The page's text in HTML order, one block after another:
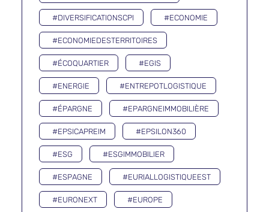
#DIVERSIFICATIONSCPI #ECONOMIE
#ECONOMIEDESTERRITOIRES
#ÉCOQUARTIER #EGIS
#ENERGIE #ENTREPOTLOGISTIQUE
#ÉPARGNE #EPARGNEIMMOBILIÈRE
#EPSICAPREIM #EPSILON360
#ESG #ESGIMMOBILIER
#ESPAGNE #EURIALLOGISTIQUEEST
#EURONEXT #EUROPE